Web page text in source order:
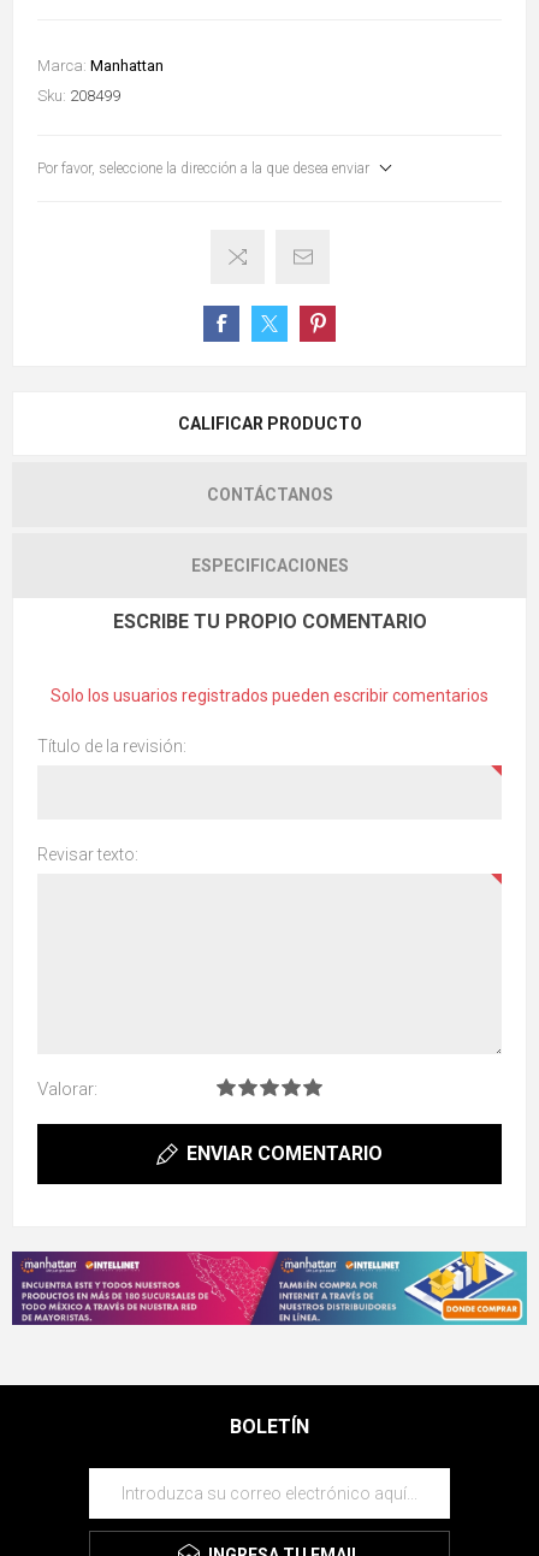
Marca: Manhattan
Sku: 208499
Por favor, seleccione la dirección a la que desea enviar
CALIFICAR PRODUCTO
CONTÁCTANOS
ESPECIFICACIONES
ESCRIBE TU PROPIO COMENTARIO
Solo los usuarios registrados pueden escribir comentarios
Título de la revisión:
Revisar texto:
Valorar:
ENVIAR COMENTARIO
BOLETÍN